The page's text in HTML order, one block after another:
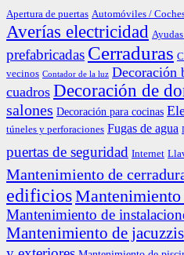
Apertura de puertas Automóviles /
Averías electricidad
prefabricadas Cerraduras
vecinos Contador de la luz Decoración
cuadros Decoración de
salones Decoración para cocinas
túneles y perforaciones Fugas de agua
puertas de seguridad Internet
Mantenimiento de
edificiosMantenimiento
Mantenimiento de
Mantenimiento de jacuzzis